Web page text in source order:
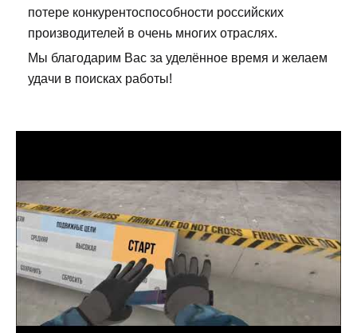
потере конкурентоспособности российских
производителей в очень многих отраслях.
Мы благодарим Вас за уделённое время и желаем
удачи в поисках работы!